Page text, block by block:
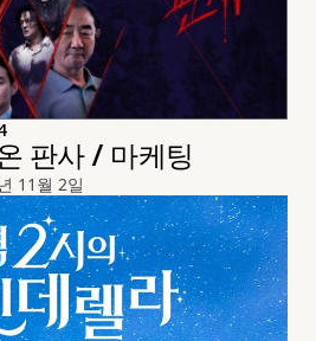
판사 / 마케팅
11월 2일